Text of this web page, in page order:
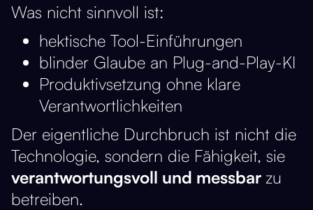
Was nicht sinnvoll ist:
hektische Tool-Einführungen
blinder Glaube an Plug-and-Play-KI
Produktivsetzung ohne klare
Verantwortlichkeiten
Der eigentliche Durchbruch ist nicht die
Technologie, sondern die Fähigkeit, sie
verantwortungsvoll und messbar zu
betreiben.